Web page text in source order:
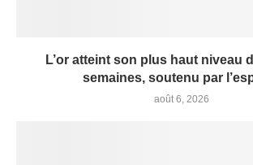
L’or atteint son plus haut niveau
semaines, soutenu par
août 6, 2026